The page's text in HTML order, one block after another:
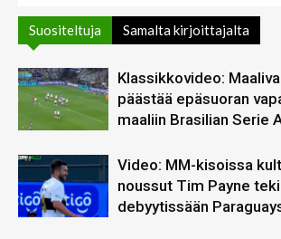
Suositeltuja Samalta kirjoittajalta
Klassikkovideo:
päästää epäsuoran
maaliin Brasilian Serie
Video: MM-kisoissa
noussut Tim Payne
debyytissään